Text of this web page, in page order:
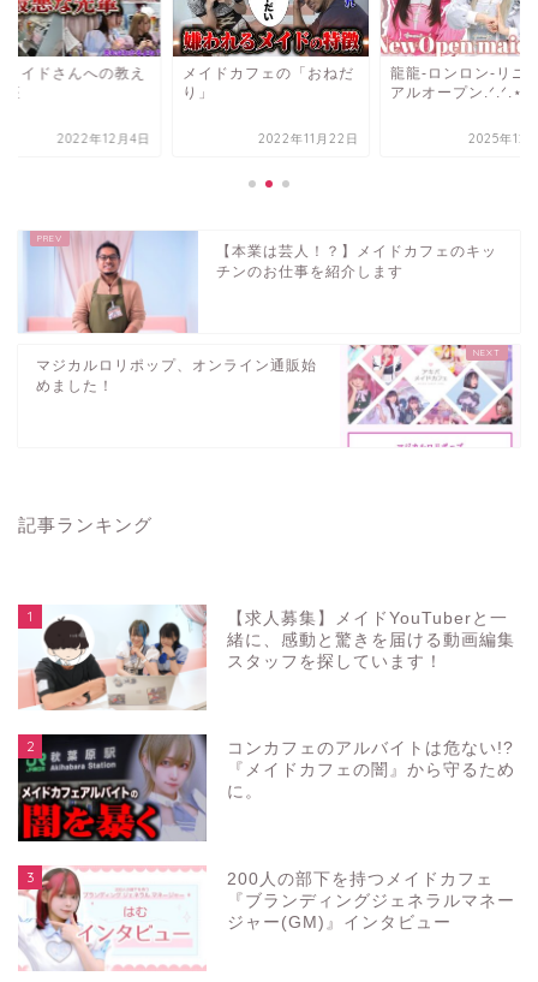
ドカフェの「おねだ
2022年11月22日
龍龍‐ロンロン‐リニュー
アルオープン.ᐟ.ᐟ.⋆
2025年12月15日
新人メイドさんへの
方講座
2022年12
【本業は芸人！？】メイドカフェのキッ
チンのお仕事を紹介します
マジカルロリポップ、オンライン通販始
めました！
記事ランキング
1
【求人募集】メイドYouTuberと一
緒に、感動と驚きを届ける動画編集
スタッフを探しています！
2
コンカフェのアルバイトは危ない!?
『メイドカフェの闇』から守るため
に。
3
200人の部下を持つメイドカフェ
『ブランディングジェネラルマネー
ジャー(GM)』インタビュー